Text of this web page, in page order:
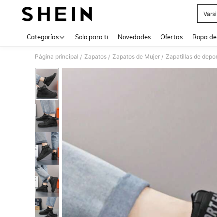
Categorías Solo para ti Novedades Ofertas Ropa
Página principal / Zapatos / Zapatos de Mujer / Zapatillas de